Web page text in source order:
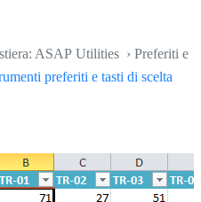
ASAP Utilities › Preferiti e
preferiti e tasti di scelta